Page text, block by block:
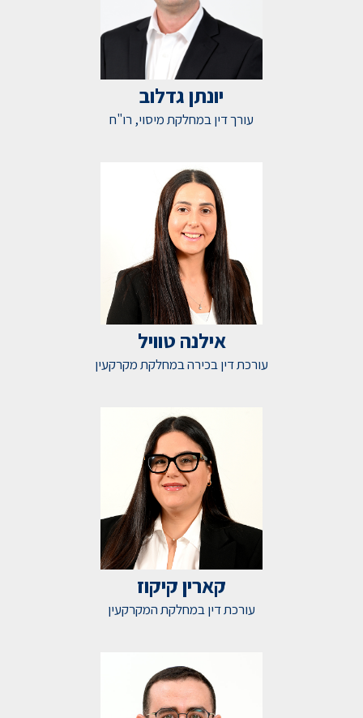
יונתן גדלוב
עורך דין במחלקת מיסוי, רו"ח
אילנה טוויל
עורכת דין בכירה במחלקת מקרקעין
קארין קיקוז
עורכת דין במחלקת המקרקעין